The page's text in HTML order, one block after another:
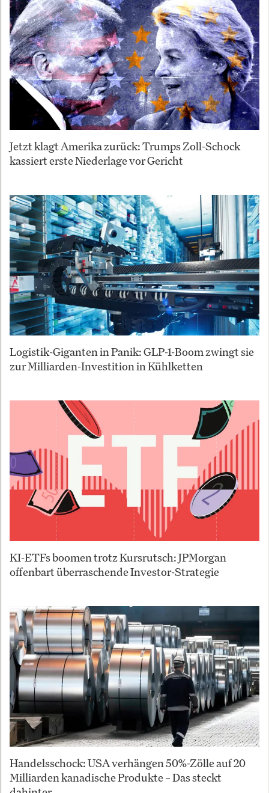
Jetzt klagt Amerika zurück: Trumps Zoll-Schock
kassiert erste Niederlage vor Gericht
Logistik-Giganten in Panik: GLP-1-Boom zwingt sie
zur Milliarden-Investition in Kühlketten
KI-ETFs boomen trotz Kursrutsch: JPMorgan
offenbart überraschende Investor-Strategie
Handelsschock: USA verhängen 50%-Zölle auf 20
Milliarden kanadische Produkte – Das steckt